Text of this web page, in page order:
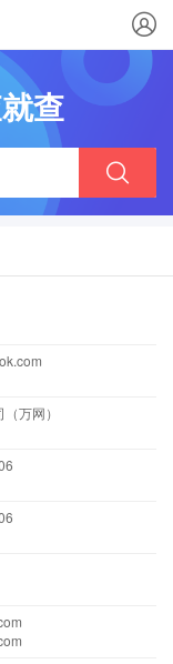
查
万网）